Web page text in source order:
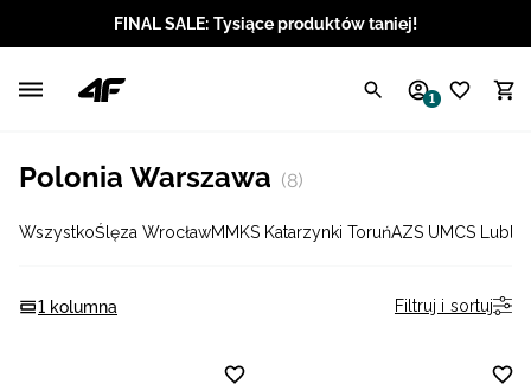
FINAL SALE: Tysiące produktów taniej!
1
Polonia Warszawa (8)
WszystkoŚlęza WrocławMMKS Katarzynki ToruńAZS UMCS Lublin
1 kolumna Filtruj i sortuj
Angielski / USD
Angielski / GBP
Chorwacki / EUR